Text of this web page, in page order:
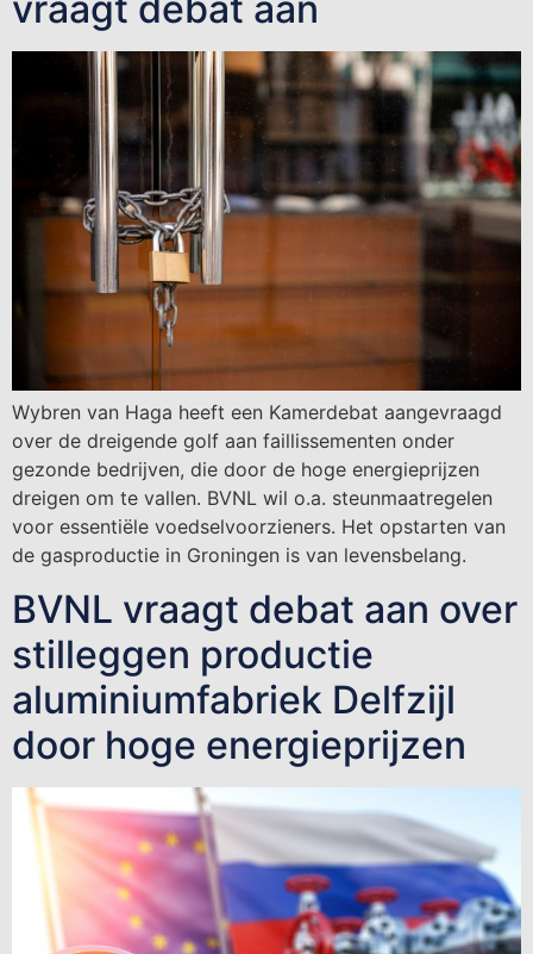
Wybren van Haga heeft een Kamerdebat aangevraagd
over de dreigende golf aan faillissementen onder
gezonde bedrijven, die door de hoge energieprijzen
dreigen om te vallen. BVNL wil o.a. steunmaatregelen
voor essentiële voedselvoorzieners. Het opstarten van
de gasproductie in Groningen is van levensbelang.
BVNL vraagt debat aan over
stilleggen productie
aluminiumfabriek Delfzijl
door hoge energieprijzen